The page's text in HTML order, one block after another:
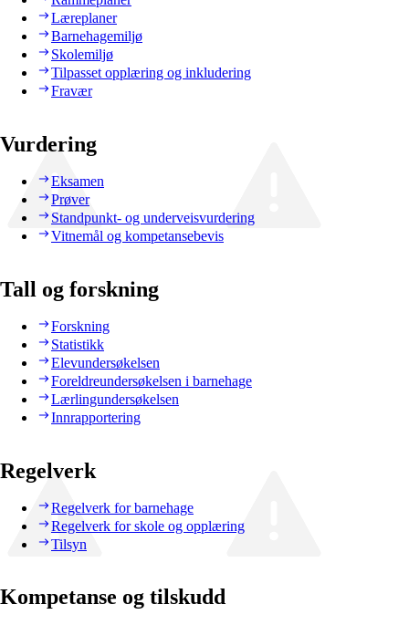
Læreplaner
Barnehagemiljø
Skolemiljø
Tilpasset opplæring og inkludering
Fravær
Vurdering
Eksamen
Prøver
Standpunkt- og underveisvurdering
Vitnemål og kompetansebevis
Tall og forskning
Forskning
Statistikk
Elevundersøkelsen
Foreldreundersøkelsen i barnehage
Lærlingundersøkelsen
Innrapportering
Regelverk
Regelverk for barnehage
Regelverk for skole og opplæring
Tilsyn
Kompetanse og tilskudd